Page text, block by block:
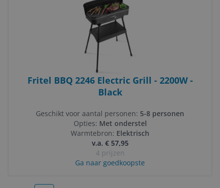
Fritel BBQ 2246 Electric Grill - 2200W -
Black
Geschikt voor aantal personen: 5-8 personen
Opties: Met onderstel
Warmtebron: Elektrisch
v.a. € 57,95
4 prijzen
Ga naar goedkoopste